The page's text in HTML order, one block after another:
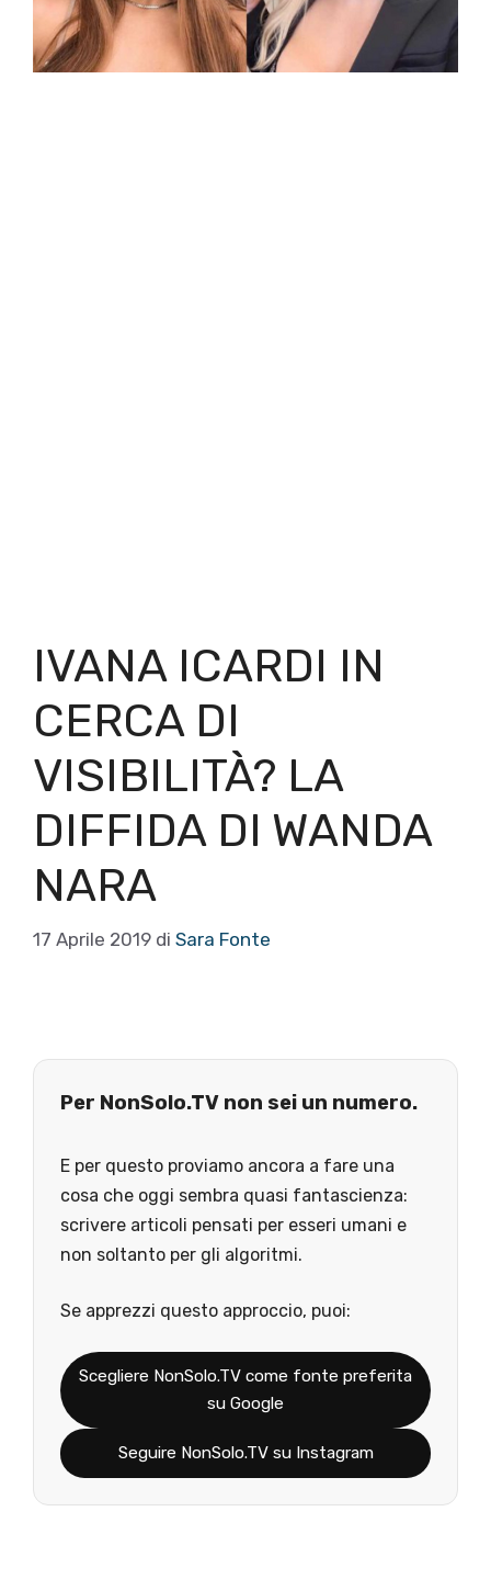
IVANA ICARDI IN
CERCA DI
VISIBILITÀ? LA
DIFFIDA DI WANDA
NARA
17 Aprile 2019 di Sara Fonte
Per NonSolo.TV non sei un numero.
E per questo proviamo ancora a fare una
cosa che oggi sembra quasi fantascienza:
scrivere articoli pensati per esseri umani e
non soltanto per gli algoritmi.
Se apprezzi questo approccio, puoi:
Scegliere NonSolo.TV come fonte preferita
su Google
Seguire NonSolo.TV su Instagram